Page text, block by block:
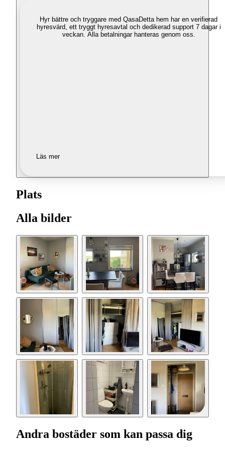
Hyr bättre och tryggare med QasaDetta hem har en verifierad
hyresvärd, ett tryggt hyresavtal och dedikerad support 7 dagar i
veckan. Alla betalningar hanteras genom oss.
Läs mer
Plats
Alla bilder
Andra bostäder som kan passa dig